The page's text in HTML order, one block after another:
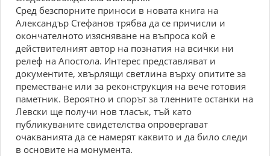
Сред безспорните приноси в новата книга на
Александър Стефанов трябва да се причисли и
окончателното изясняване на въпроса кой е
действителният автор на познатия на всички ни
релеф на Апостола. Интерес представляват и
документите, хвърлящи светлина върху опитите за
преместване или за реконструкция на вече готовия
паметник. Вероятно и спорът за тленните останки на
Левски ще получи нов тласък, тъй като
публикуваните свидетелства опровергават
очакванията да се намерят каквито и да било следи
в основите на монумента.